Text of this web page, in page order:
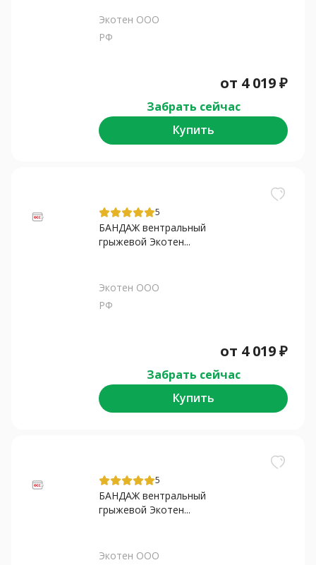
Экотен ООО
РФ
от 4 019₽
Забрать сейчас
Купить
5
БАНДАЖ вентральный
грыжевой Экотен...
Экотен ООО
РФ
от 4 019₽
Забрать сейчас
Купить
5
БАНДАЖ вентральный
грыжевой Экотен...
Экотен ООО